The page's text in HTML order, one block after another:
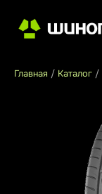
Главная / Каталог /